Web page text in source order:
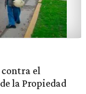
contra el
la Propiedad